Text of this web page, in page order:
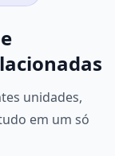
unidades,
em um só